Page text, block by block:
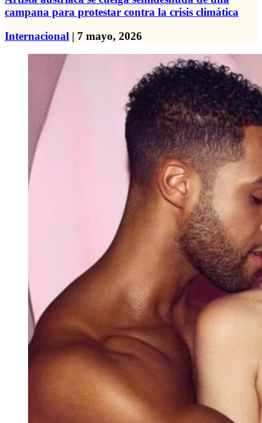
campana para protestar contra la crisis climática
Internacional | 7 mayo, 2026